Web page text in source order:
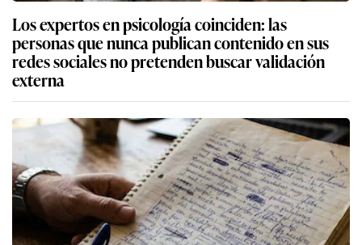
Los expertos en psicología coinciden: las
personas que nunca publican contenido en sus
redes sociales no pretenden buscar validación
externa